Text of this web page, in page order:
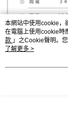
本網站中使用cookie，
在電腦上使用cookie時
款 」之Cookie聲明。
之Cookie聲明使用
了解更多 >